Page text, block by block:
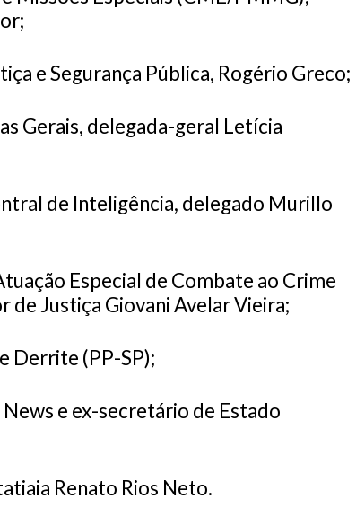
e Segurança Pública, Rogério Greco;
Gerais, delegada-geral Letícia
de Inteligência, delegado Murillo
Especial de Combate ao Crime
Justiça Giovani Avelar Vieira;
Derrite (PP-SP);
e ex-secretário de Estado
Renato Rios Neto.